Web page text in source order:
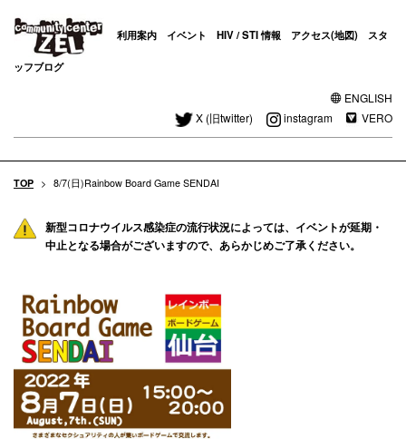
利用案内 イベント HIV / STI 情報 アクセス(地図) スタ
ッフブログ
ENGLISH
X (旧twitter)
instagram VERO
TOP > 8/7(日)Rainbow Board Game SENDAI
新型コロナウイルス感染症の流行状況によっては、イベントが延期・
中止となる場合がございますので、あらかじめご了承ください。